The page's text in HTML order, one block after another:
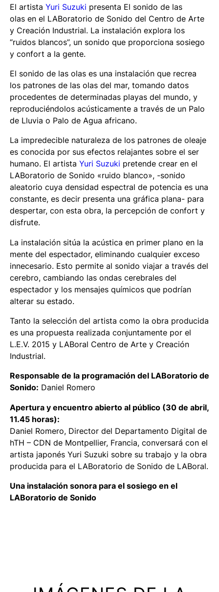
El artista Yuri Suzuki presenta El sonido de las
olas en el LABoratorio de Sonido del Centro de Arte
y Creación Industrial. La instalación explora los
“ruidos blancos”, un sonido que proporciona sosiego
y confort a la gente.
El sonido de las olas es una instalación que recrea
los patrones de las olas del mar, tomando datos
procedentes de determinadas playas del mundo, y
reproduciéndolos acústicamente a través de un Palo
de Lluvia o Palo de Agua africano.
La impredecible naturaleza de los patrones de oleaje
es conocida por sus efectos relajantes sobre el ser
humano. El artista Yuri Suzuki pretende crear en el
LABoratorio de Sonido «ruido blanco», -sonido
aleatorio cuya densidad espectral de potencia es una
constante, es decir presenta una gráfica plana- para
despertar, con esta obra, la percepción de confort y
disfrute.
La instalación sitúa la acústica en primer plano en la
mente del espectador, eliminando cualquier exceso
innecesario. Esto permite al sonido viajar a través del
cerebro, cambiando las ondas cerebrales del
espectador y los mensajes químicos que podrían
alterar su estado.
Tanto la selección del artista como la obra producida
es una propuesta realizada conjuntamente por el
L.E.V. 2015 y LABoral Centro de Arte y Creación
Industrial.
Responsable de la programación del LABoratorio de
Sonido: Daniel Romero
Apertura y encuentro abierto al público (30 de abril,
11.45 horas):
Daniel Romero, Director del Departamento Digital de
hTH – CDN de Montpellier, Francia, conversará con el
artista japonés Yuri Suzuki sobre su trabajo y la obra
producida para el LABoratorio de Sonido de LABoral.
Una instalación sonora para el sosiego en el
LABoratorio de Sonido